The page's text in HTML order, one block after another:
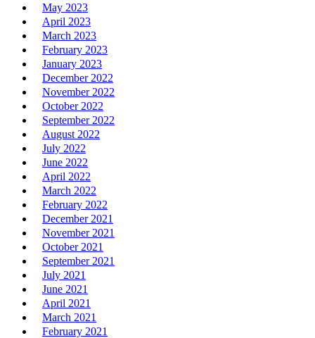
May 2023
April 2023
March 2023
February 2023
January 2023
December 2022
November 2022
October 2022
September 2022
August 2022
July 2022
June 2022
April 2022
March 2022
February 2022
December 2021
November 2021
October 2021
September 2021
July 2021
June 2021
April 2021
March 2021
February 2021